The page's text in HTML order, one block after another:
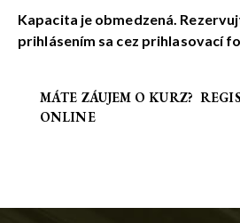
Kapacita je obmedzená.
prihlásením sa cez prihlasovací
MÁTE ZÁUJEM O KURZ?
ONLINE